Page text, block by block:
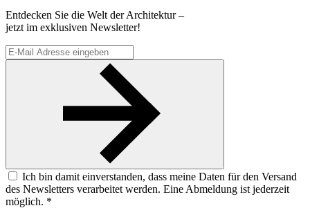
Entdecken Sie die Welt der Architektur –
jetzt im exklusiven Newsletter!
Ich bin damit einverstanden, dass meine Daten für den Versand
des Newsletters verarbeitet werden. Eine Abmeldung ist jederzeit
möglich. *